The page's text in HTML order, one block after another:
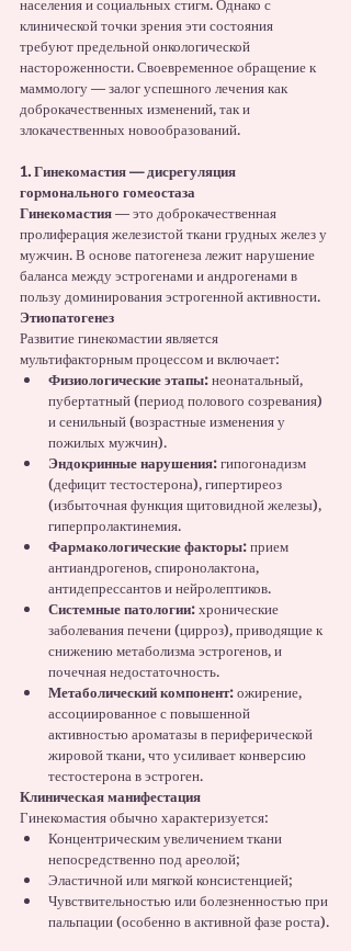
населения и социальных стигм. Однако с
клинической точки зрения эти состояния
требуют предельной онкологической
настороженности. Своевременное обращение к
маммологу — залог успешного лечения как
доброкачественных изменений, так и
злокачественных новообразований.
1. Гинекомастия — дисрегуляция
гормонального гомеостаза
Гинекомастия — это доброкачественная
пролиферация железистой ткани грудных желез у
мужчин. В основе патогенеза лежит нарушение
баланса между эстрогенами и андрогенами в
пользу доминирования эстрогенной активности.
Этиопатогенез
Развитие гинекомастии является
мультифакторным процессом и включает:
Физиологические этапы: неонатальный,
пубертатный (период полового созревания)
и сенильный (возрастные изменения у
пожилых мужчин).
Эндокринные нарушения: гипогонадизм
(дефицит тестостерона), гипертиреоз
(избыточная функция щитовидной железы),
гиперпролактинемия.
Фармакологические факторы: прием
антиандрогенов, спиронолактона,
антидепрессантов и нейролептиков.
Системные патологии: хронические
заболевания печени (цирроз), приводящие к
снижению метаболизма эстрогенов, и
почечная недостаточность.
Метаболический компонент: ожирение,
ассоциированное с повышенной
активностью ароматазы в периферической
жировой ткани, что усиливает конверсию
тестостерона в эстроген.
Клиническая манифестация
Гинекомастия обычно характеризуется:
Концентрическим увеличением ткани
непосредственно под ареолой;
Эластичной или мягкой консистенцией;
Чувствительностью или болезненностью при
пальпации (особенно в активной фазе роста).